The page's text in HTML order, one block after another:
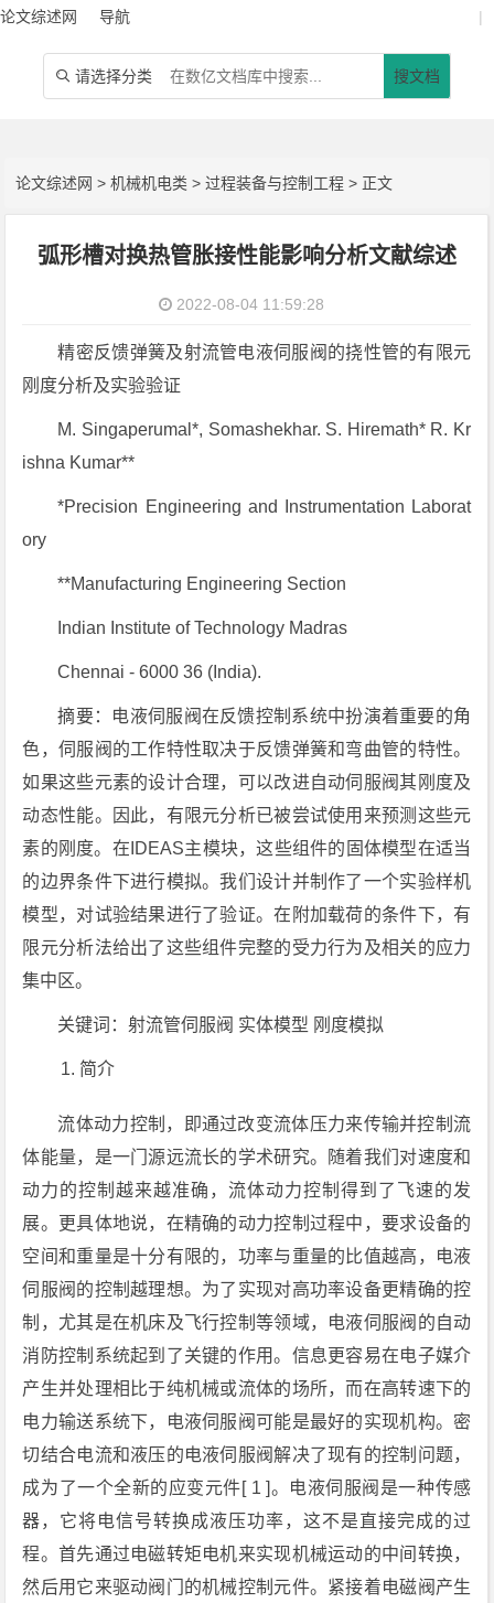
论文综述网 导航 |
 请选择分类 搜文档
论文综述网 >机械机电类 >过程装备与控制工程 > 正文
弧形槽对换热管胀接性能影响分析文献综述
2022-08-04 11:59:28
精密反馈弹簧及射流管电液伺服阀的挠性管的有限元
刚度分析及实验验证
M. Singaperumal*, Somashekhar. S. Hiremath* R. Kr
ishna Kumar**
*Precision Engineering and Instrumentation Laborat
ory
**Manufacturing Engineering Section
Indian Institute of Technology Madras
Chennai - 6000 36 (India).
摘要：电液伺服阀在反馈控制系统中扮演着重要的角
色，伺服阀的工作特性取决于反馈弹簧和弯曲管的特性。
如果这些元素的设计合理，可以改进自动伺服阀其刚度及
动态性能。因此，有限元分析已被尝试使用来预测这些元
素的刚度。在IDEAS主模块，这些组件的固体模型在适当
的边界条件下进行模拟。我们设计并制作了一个实验样机
模型，对试验结果进行了验证。在附加载荷的条件下，有
限元分析法给出了这些组件完整的受力行为及相关的应力
集中区。
关键词：射流管伺服阀 实体模型 刚度模拟
简介
流体动力控制，即通过改变流体压力来传输并控制流
体能量，是一门源远流长的学术研究。随着我们对速度和
动力的控制越来越准确，流体动力控制得到了飞速的发
展。更具体地说，在精确的动力控制过程中，要求设备的
空间和重量是十分有限的，功率与重量的比值越高，电液
伺服阀的控制越理想。为了实现对高功率设备更精确的控
制，尤其是在机床及飞行控制等领域，电液伺服阀的自动
消防控制系统起到了关键的作用。信息更容易在电子媒介
产生并处理相比于纯机械或流体的场所，而在高转速下的
电力输送系统下，电液伺服阀可能是最好的实现机构。密
切结合电流和液压的电液伺服阀解决了现有的控制问题，
成为了一个全新的应变元件[ 1 ]。电液伺服阀是一种传感
器，它将电信号转换成液压功率，这不是直接完成的过
程。首先通过电磁转矩电机来实现机械运动的中间转换，
然后用它来驱动阀门的机械控制元件。紧接着电磁阀产生